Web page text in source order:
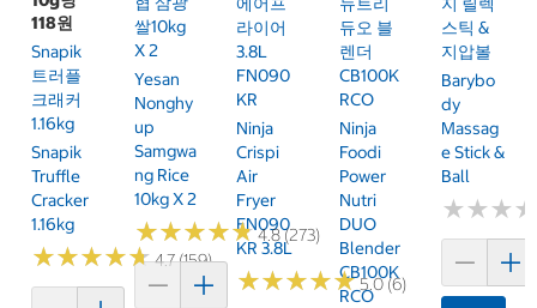
118원
Snapik
트러플
크래커
1.16kg
Snapik
Truffle
Cracker
1.16kg
★★★★★
★★★★★4.7 (159)
쌀10kg
X 2
Yesan
Nonghy
Up
Samgwa
Ng Rice
10kg X 2
★★★★★
★★★★★4.8 (273)
라이어
3.8L
FN090
KR
Ninja
Crispi
Air
Fryer
FN090
KR 3.8L
★★★★★
★★★★★5.0 (6)
듀오 블
렌더
CB100K
RCO
Ninja
Foodi
Power
Nutri
DUO
Blender
CB100K
RCO
스틱 &
지압볼
Barybo
Dy
Massag
E Stick &
Ball
★★★
★★★